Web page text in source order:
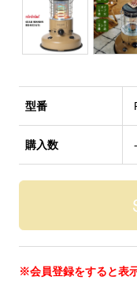
型番
購入数 -
※会員登録をすると表